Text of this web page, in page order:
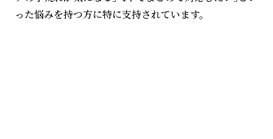
った悩みを持つ方に特に支持されています。